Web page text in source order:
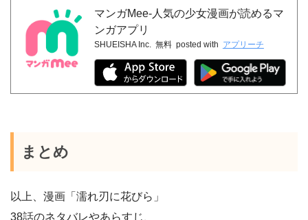
マンガMee-人気の少女漫画が読めるマ
ンガアプリ
SHUEISHA Inc. 無料 posted with アプリーチ
まとめ
以上、漫画「濡れ刃に花びら」
38話のネタバレやあらすじ、